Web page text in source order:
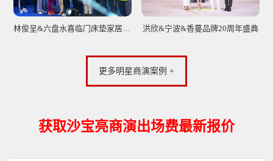
林俊呈&六盘水喜临门床垫家居签售会圆满落幕 洪欣&宁波&香蔓品牌20周年盛典
更多明星商演案例 +
获取沙宝亮商演出场费最新报价